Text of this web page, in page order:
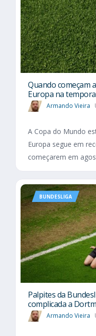
Quando começam
Europa na
Armando Vieira
A Copa do Mundo
Europa segue em
começarem em
BUNDESLIGA
Palpites da
complicada a
Armando Vieira